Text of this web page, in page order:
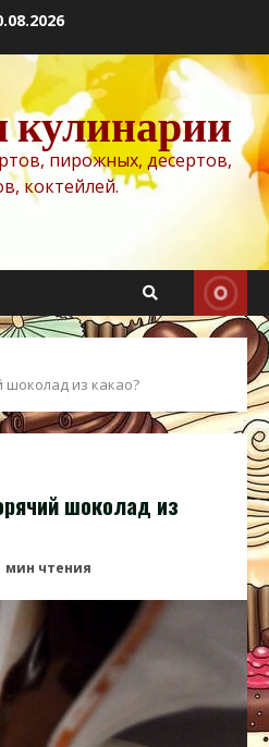
пирожных, десертов,
коктейлей.
шоколад из какао?
шоколад из
мин чтения